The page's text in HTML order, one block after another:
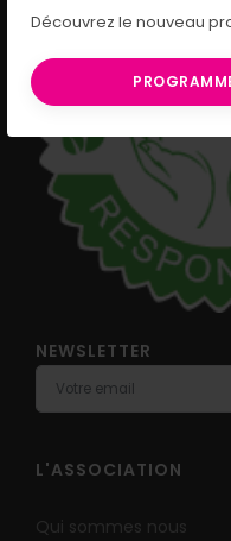
Découvrez le nouveau
NEWSLETTER
L'ASSOCIATION
Qui sommes nous